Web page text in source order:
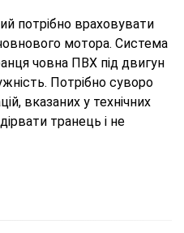
потрібно враховувати
мотора. Система
човна ПВХ під двигун
Потрібно суворо
вказаних у технічних
транець і не